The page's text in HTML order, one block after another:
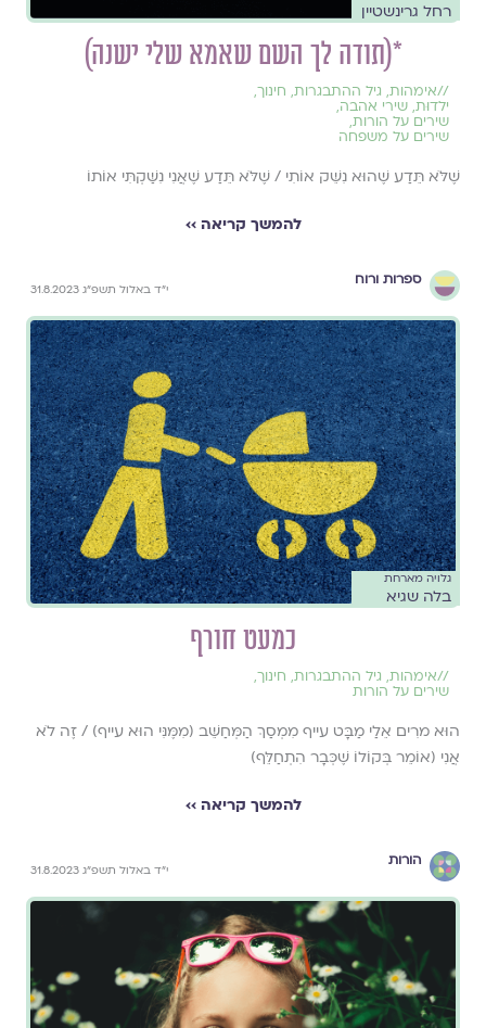
רחל גרינשטיין
*(תודה לך השם שאמא שלי ישנה)
//אימהות, גיל ההתבגרות, חינוך,
ילדוּת, שירי אהבה,
שירים על הורות,
שירים על משפחה
שֶׁלֹּא תֵּדַע שֶׁהוּא נִשֵּׁק אוֹתִי / שֶׁלֹּא תֵּדַע שֶׁאֲנִי נִשַּׁקְתִּי אוֹתוֹ
להמשך קריאה ››
ספרות ורוח
י״ד באלול תשפ״ג 31.8.2023
גלויה מארחת
בלה שגיא
כמעט חורף
//אימהות, גיל ההתבגרות, חינוך,
שירים על הורות
הוּא מרִים אֵלַי מַבָּט עייף מִמְסַךְ הַמְּחַשֵּׁב (מִמֶּנִּי הוּא עייף) / זֶה לֹא
אֲנִי (אוֹמֵר בְּקוֹלוֹ שֶׁכְּבָר הִתְחַלֵּף)
להמשך קריאה ››
הורות
י״ד באלול תשפ״ג 31.8.2023